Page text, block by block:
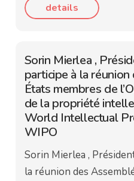
details
Sorin Mierlea ,
participe à la
États membres de
de la propriété
World Intellectual
WIPO
Sorin Mierlea ,
la réunion des